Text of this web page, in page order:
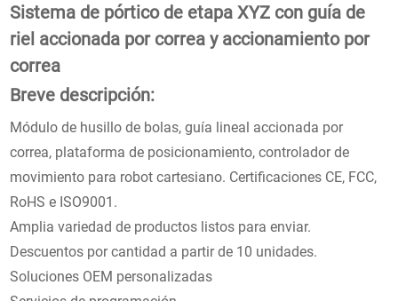
Sistema de pórtico de etapa XYZ con guía de
riel accionada por correa y accionamiento por
correa
Breve descripción:
Módulo de husillo de bolas, guía lineal accionada por
correa, plataforma de posicionamiento, controlador de
movimiento para robot cartesiano. Certificaciones CE, FCC,
RoHS e ISO9001.
Amplia variedad de productos listos para enviar.
Descuentos por cantidad a partir de 10 unidades.
Soluciones OEM personalizadas